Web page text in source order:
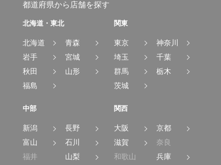
都道府県から店舗を探す
北海道・東北
北海道
青森
岩手
宮城
秋田
山形
福島
関東
東京
神奈川
埼玉
千葉
群馬
栃木
茨城
中部
新潟
長野
富山
石川
福井
山梨
関西
大阪
京都
滋賀
奈良
和歌山
兵庫